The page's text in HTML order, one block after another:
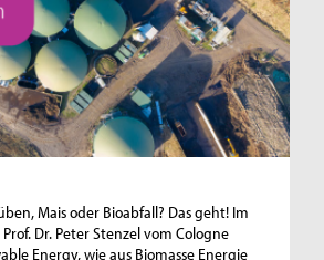
Mais oder Bioabfall? Das geht! Im
Dr. Peter Stenzel vom Cologne
Energy, wie aus Biomasse Energie